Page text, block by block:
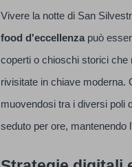
Vivere la notte di San
food d'eccellenza può
coperti o chioschi storici che
rivisitate in chiave moderna.
muovendosi tra i diversi poli
seduto per ore, mantenendo